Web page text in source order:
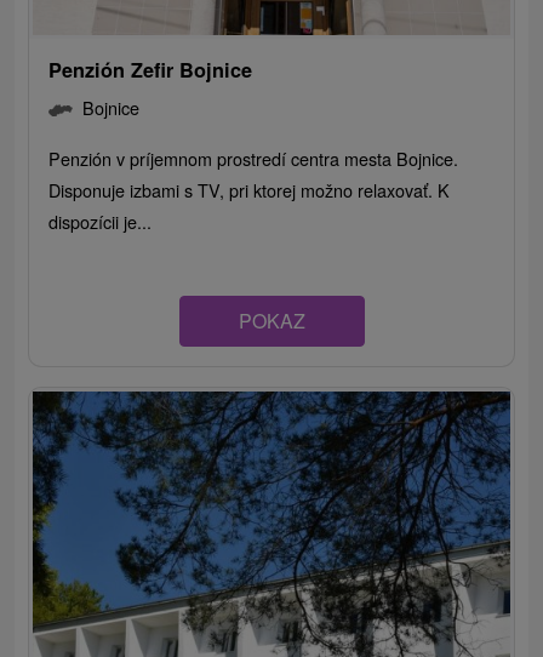
Penzión Zefir Bojnice
Bojnice
Penzión v príjemnom prostredí centra mesta Bojnice.
Disponuje izbami s TV, pri ktorej možno relaxovať. K
dispozícii je...
POKAZ